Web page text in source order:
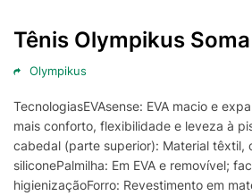
Tênis Olympikus
Olympikus
TecnologiasEVAsense: EVA macio e
mais conforto, flexibilidade e leveza à
cabedal (parte superior): Material têxtil,
siliconePalmilha: Em EVA e removível;
higienizaçãoForro: Revestimento em